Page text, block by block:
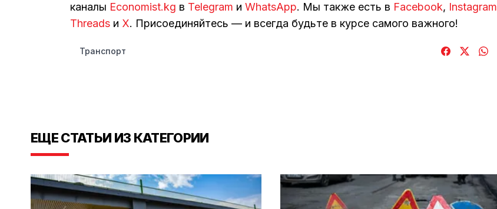
каналы Economist.kg в Telegram и WhatsApp. Мы также есть в Facebook, Instagram
Threads и Х. Присоединяйтесь — и всегда будьте в курсе самого важного!
Транспорт
ЕЩЕ СТАТЬИ ИЗ КАТЕГОРИИ